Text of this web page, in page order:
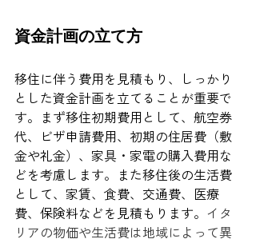
資金計画の立て方
移住に伴う費用を見積もり、しっかり
とした資金計画を立てることが重要で
す。まず移住初期費用として、航空券
代、ビザ申請費用、初期の住居費（敷
金や礼金）、家具・家電の購入費用な
どを考慮します。また移住後の生活費
として、家賃、食費、交通費、医療
費、保険料などを見積もります。 イタ
リアの物価や生活費は地域によって異